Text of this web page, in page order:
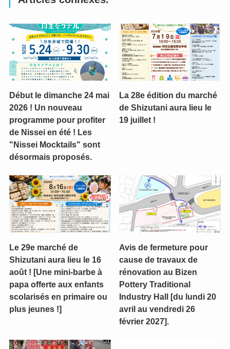
Début le dimanche 24 mai
2026 ! Un nouveau
programme pour profiter
de Nissei en été ! Les
"Nissei Mocktails" sont
désormais proposés.
La 28e édition du marché
de Shizutani aura lieu le
19 juillet !
Le 29e marché de
Shizutani aura lieu le 16
août ! [Une mini-barbe à
papa offerte aux enfants
scolarisés en primaire ou
plus jeunes !]
Avis de fermeture pour
cause de travaux de
rénovation au Bizen
Pottery Traditional
Industry Hall [du lundi 20
avril au vendredi 26
février 2027].